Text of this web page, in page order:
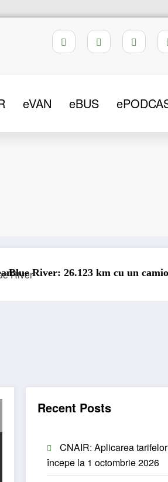
eVAN eBUS
km cu un camion 100%
Recent Posts
CNAIR: Aplicarea
începe la 1 octombrie 2026